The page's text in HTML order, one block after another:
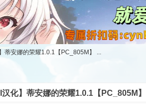
蒂安娜的荣耀1.0.1【PC_805M】 ...
汉化】蒂安娜的荣耀1.0.1【PC_805M】